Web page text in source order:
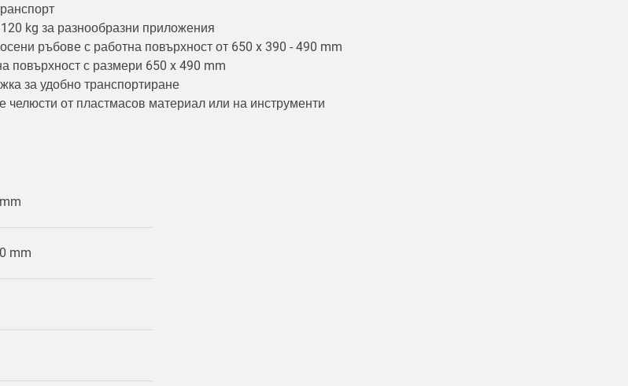
kg за разнообразни приложения
ръбове с работна повърхност от 650 x 390 - 490 mm
повърхност с размери 650 x 490 mm
за удобно транспортиране
от пластмасов материал или на инструменти
mm